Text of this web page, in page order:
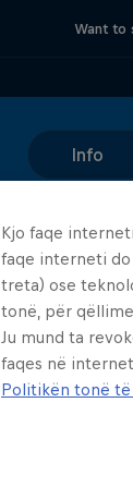
Want to
Info
Kjo faqe
faqe interneti
treta) ose
tonë, për
Ju mund ta
faqes në
Politikën tonë të